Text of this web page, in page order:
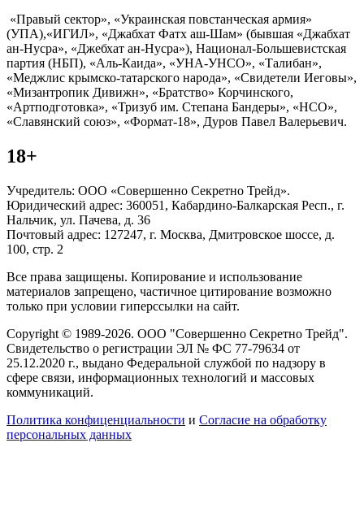
«Правый сектор», «Украинская повстанческая армия»
(УПА),«ИГИЛ», «Джабхат Фатх аш-Шам» (бывшая «Джабхат
ан-Нусра», «Джебхат ан-Нусра»), Национал-Большевистская
партия (НБП), «Аль-Каида», «УНА-УНСО», «Талибан»,
«Меджлис крымско-татарского народа», «Свидетели Иеговы»,
«Мизантропик Дивижн», «Братство» Корчинского,
«Артподготовка», «Тризуб им. Степана Бандеры», «НСО»,
«Славянский союз», «Формат-18», Дуров Павел Валерьевич.
18+
Учредитель: ООО «Совершенно Секретно Трейд».
Юридический адрес: 360051, Кабардино-Балкарская Респ., г.
Нальчик, ул. Пачева, д. 36
Почтовый адрес: 127247, г. Москва, Дмитровское шоссе, д.
100, стр. 2
Все права защищены. Копирование и использование
материалов запрещено, частичное цитирование возможно
только при условии гиперссылки на сайт.
Copyright © 1989-2026. ООО "Совершенно Секретно Трейд".
Свидетельство о регистрации ЭЛ № ФС 77-79634 от
25.12.2020 г., выдано Федеральной службой по надзору в
сфере связи, информационных технологий и массовых
коммуникаций.
Политика конфиценциальности и Согласие на обработку
персональных данных